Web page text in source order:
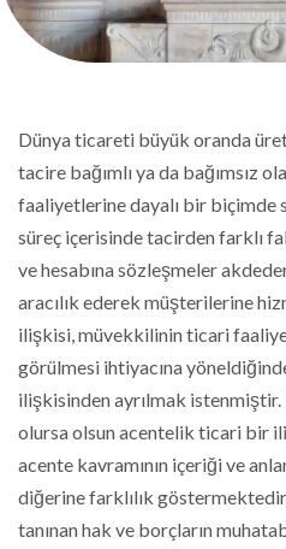
Dünya ticareti büyük oranda
tacire bağımlı ya da bağımsız
faaliyetlerine dayalı bir biçimde
süreç içerisinde tacirden farklı
ve hesabına sözleşmeler
aracılık ederek müşterilerine
ilişkisi, müvekkilinin ticari
görülmesi ihtiyacına
ilişkisinden ayrılmak
olursa olsun acentelik ticari bir
acente kavramının içeriği ve
diğerine farklılık
tanınan hak ve borçların